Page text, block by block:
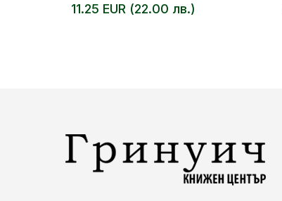
11.25 EUR (22.00 лв.)